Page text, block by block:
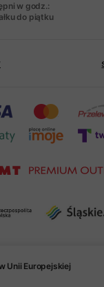
w godz.:
do piątku
Unii Europejskiej